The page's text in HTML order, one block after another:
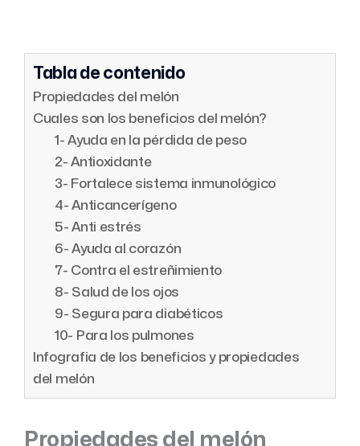
Tabla de contenido
Propiedades del melón
Cuales son los beneficios del melón?
1- Ayuda en la pérdida de peso
2- Antioxidante
3- Fortalece sistema inmunológico
4- Anticancerígeno
5- Anti estrés
6- Ayuda al corazón
7- Contra el estreñimiento
8- Salud de los ojos
9- Segura para diabéticos
10- Para los pulmones
Infografia de los beneficios y propiedades
del melón
Propiedades del melón